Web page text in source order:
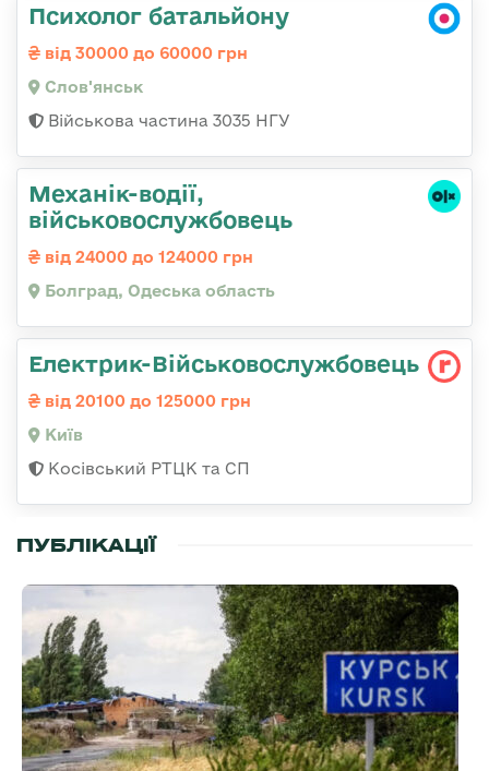
Психолог батальйону
від 30000 до 60000 грн
Слов'янськ
Військова частина 3035 НГУ
Механік-водії,
військовослужбовець
від 24000 до 124000 грн
Болград, Одеська область
Електрик-Військовослужбовець
від 20100 до 125000 грн
Київ
Косівський РТЦК та СП
ПУБЛІКАЦІЇ